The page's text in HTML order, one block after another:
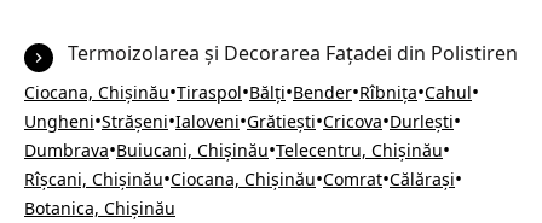
Termoizolarea și Decorarea Fațadei din Polistiren
Ciocana, Chișinău•Tiraspol•Bălți•Bender•Rîbnița•Cahul•
Ungheni•Strășeni•Ialoveni•Grătiești•Cricova•Durlești•
Dumbrava•Buiucani, Chișinău•Telecentru, Chișinău•
Rîșcani, Chișinău•Ciocana, Chișinău•Comrat•Călărași•
Botanica, Chișinău